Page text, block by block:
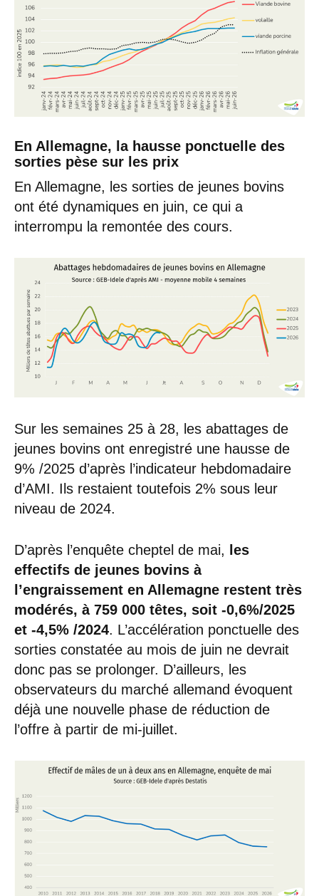
En Allemagne, la hausse ponctuelle des
sorties pèse sur les prix
En Allemagne, les sorties de jeunes bovins
ont été dynamiques en juin, ce qui a
interrompu la remontée des cours.
Sur les semaines 25 à 28, les abattages de
jeunes bovins ont enregistré une hausse de
9% /2025 d’après l’indicateur hebdomadaire
d’AMI. Ils restaient toutefois 2% sous leur
niveau de 2024.
D’après l’enquête cheptel de mai, les
effectifs de jeunes bovins à
l’engraissement en Allemagne restent très
modérés, à 759 000 têtes, soit -0,6%/2025
et -4,5% /2024. L’accélération ponctuelle des
sorties constatée au mois de juin ne devrait
donc pas se prolonger. D’ailleurs, les
observateurs du marché allemand évoquent
déjà une nouvelle phase de réduction de
l’offre à partir de mi-juillet.